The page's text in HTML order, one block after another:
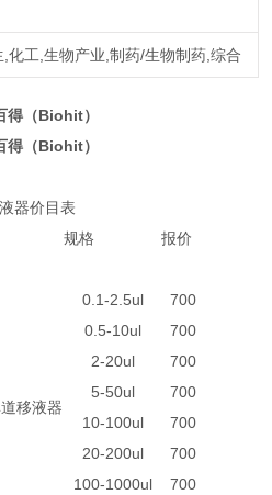
,化工,生物产业,制药/生物制药,综合
得（Biohit）
得（Biohit）
器价目表
规格
报价
移液器
0.1-2.5ul
700
0.5-10ul
700
2-20ul
700
5-50ul
700
10-100ul
700
20-200ul
700
100-1000ul
700